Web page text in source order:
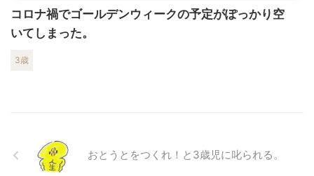
コロナ禍でゴールデンウィークの予定がぽっかり空
いてしまった。
3歳
おとうとをつくれ！と3歳児に叱られる。